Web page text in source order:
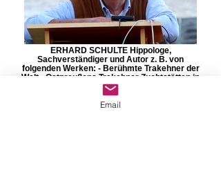
ERHARD SCHULTE Hippologe,
Sachverständiger und Autor z. B. von
folgenden Werken: - Berühmte Trakehner der
Welt - Ostpreußens Trakehner Zuchtstätten in
ihren Blütejahren - Trakehner Familienalben
erzählen: Besuche bei Züchtern und Gestüten
Mobil: 0171 530 9687 Mail:
Email